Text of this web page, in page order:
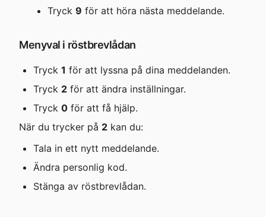
Tryck 9 för att höra nästa meddelande.
Menyval i röstbrevlådan
Tryck 1 för att lyssna på dina meddelanden.
Tryck 2 för att ändra inställningar.
Tryck 0 för att få hjälp.
När du trycker på 2 kan du:
Tala in ett nytt meddelande.
Ändra personlig kod.
Stänga av röstbrevlådan.